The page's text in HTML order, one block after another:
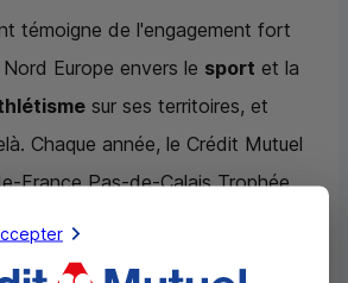
témoigne de l'engagement fort
Europe envers le sport et la
sur ses territoires, et
Chaque année, le Crédit Mutuel
France Pas-de-Calais Trophée
qui a permis à l’événement d’être